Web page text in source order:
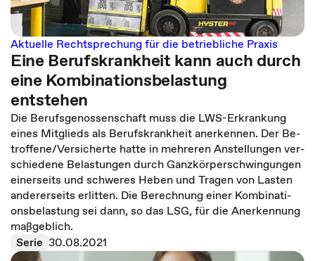
Aktuelle Rechtsprechung für die betriebliche Praxis
Eine Berufskrankheit kann auch durch
eine Kombinationsbelastung
entstehen
Die Be­rufs­ge­nos­sen­schaft muss die LWS-Er­kran­kung
eines Mit­glieds als Be­rufs­krank­heit an­er­ken­nen. Der Be­
trof­fe­ne/Versicherte hatte in meh­re­ren An­stel­lun­gen ver­
schie­de­ne Be­las­tun­gen durch Ganz­kör­per­schwin­gun­gen
ei­ner­seits und schwe­res Heben und Tra­gen von Las­ten
an­de­rer­seits er­lit­ten. Die Be­rech­nung einer Kom­bi­na­ti­
ons­be­las­tung sei dann, so das LSG, für die An­er­ken­nung
ma­ß­geb­lich.
Serie 30.08.2021